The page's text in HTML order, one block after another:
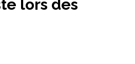
lors des